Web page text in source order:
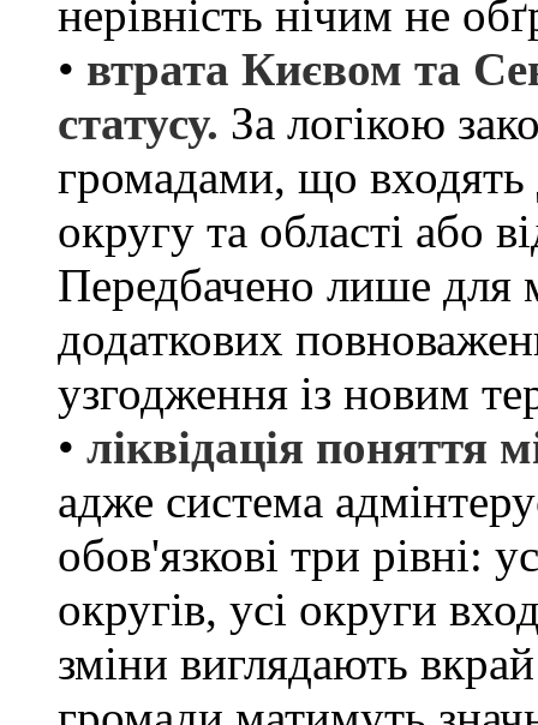
нерівність нічим не
• втрата Києвом та
статусу. За логікою
громадами, що входять
округу та області або
Передбачено лише для
додаткових
узгодження із новим
• ліквідація поняття
адже система
обов'язкові три рівні:
округів, усі округи
зміни виглядають